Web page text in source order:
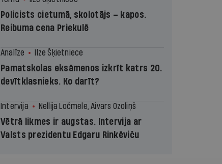
Policists cietumā, skolotājs – kapos.
Reibuma cena Priekulē
Analīze Ilze Šķietniece
Pamatskolas eksāmenos izkrīt katrs 20.
devītklasnieks. Ko darīt?
Intervija Nellija Ločmele, Aivars Ozoliņš
Vētrā likmes ir augstas. Intervija ar
Valsts prezidentu Edgaru Rinkēviču